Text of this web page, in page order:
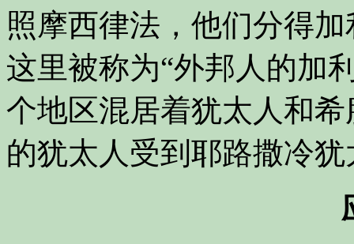
照摩西律法，他们分得
这里被称为“外邦人的加
个地区混居着犹太人和
的犹太人受到耶路撒冷